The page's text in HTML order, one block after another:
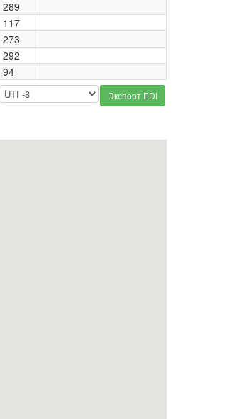
289
117
273
292
94
Экспорт EDI